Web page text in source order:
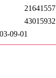
21641557
43015932
09-01